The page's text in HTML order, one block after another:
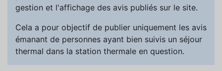
gestion et l'affichage des avis publiés sur le site.
Cela a pour objectif de publier uniquement les avis
émanant de personnes ayant bien suivis un séjour
thermal dans la station thermale en question.